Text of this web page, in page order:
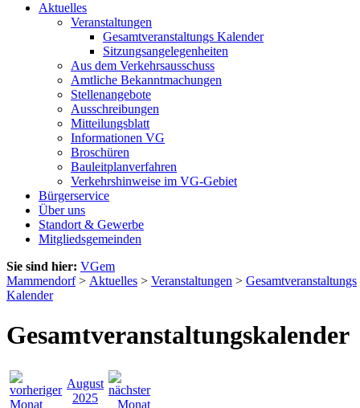
Aktuelles
Veranstaltungen
Gesamtveranstaltungs Kalender
Sitzungsangelegenheiten
Aus dem Verkehrsausschuss
Amtliche Bekanntmachungen
Stellenangebote
Ausschreibungen
Mitteilungsblatt
Informationen VG
Broschüren
Bauleitplanverfahren
Verkehrshinweise im VG-Gebiet
Bürgerservice
Über uns
Standort & Gewerbe
Mitgliedsgemeinden
Sie sind hier: VGem
Mammendorf> Aktuelles > Veranstaltungen > Gesamtveranstaltungs
Kalender
Gesamtveranstaltungskalender
August
2025